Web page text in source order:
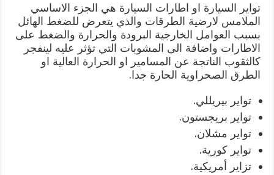
تواير السيارة او اطارات السيارة هي الجزء الاساسي
الملامس لارضية الطرقات والذي يتعرض للضغط الهائل
بسبب العوامل الخارجية البرودة والحرارة والضغط على
الاطارات واضافة الى المشوبات التي تؤثر عليه لينفجر
كالثقوب الناتجة عن المسامير او الحرارة العالية او
الطرق الصحراوية الحارة جدا.
تواير بيريللي.
تواير بريجستون.
تواير مشلان.
تواير كورية.
تزاير أمريكية.